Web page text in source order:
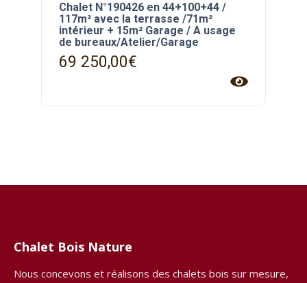
Chalet N°190426 en 44+100+44 /
117m² avec la terrasse /71m²
intérieur + 15m² Garage / A usage
de bureaux/Atelier/Garage
69 250,00€
Chalet Bois Nature
Nous concevons et réalisons des chalets bois sur mesure,